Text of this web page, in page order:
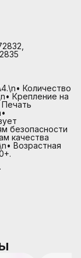
Количество
Крепление на
Печать
безопасности
качества
Возрастная